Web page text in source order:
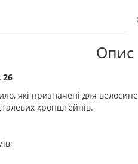
Опис
26
які призначені для
кронштейнів.